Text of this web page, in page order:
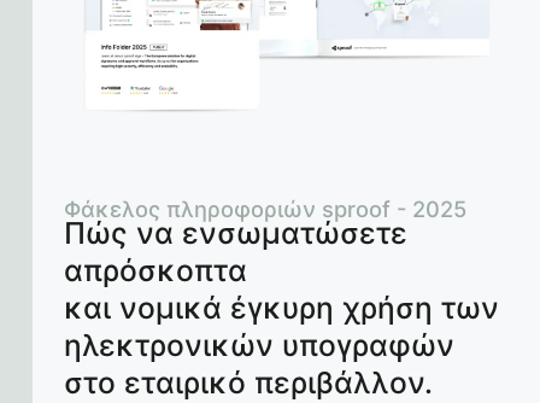
Πώς να ενσωματώσετε
απρόσκοπτα
και νομικά έγκυρη χρήση των
ηλεκτρονικών υπογραφών
στο εταιρικό περιβάλλον.
Φάκελος πληροφοριών sproof - 2025